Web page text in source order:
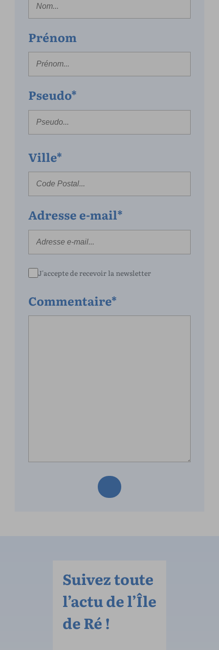
Prénom
Pseudo*
Ville*
Adresse e-mail*
J'accepte de recevoir la newsletter
Commentaire*
Suivez toute
l’actu de l’Île
de Ré !